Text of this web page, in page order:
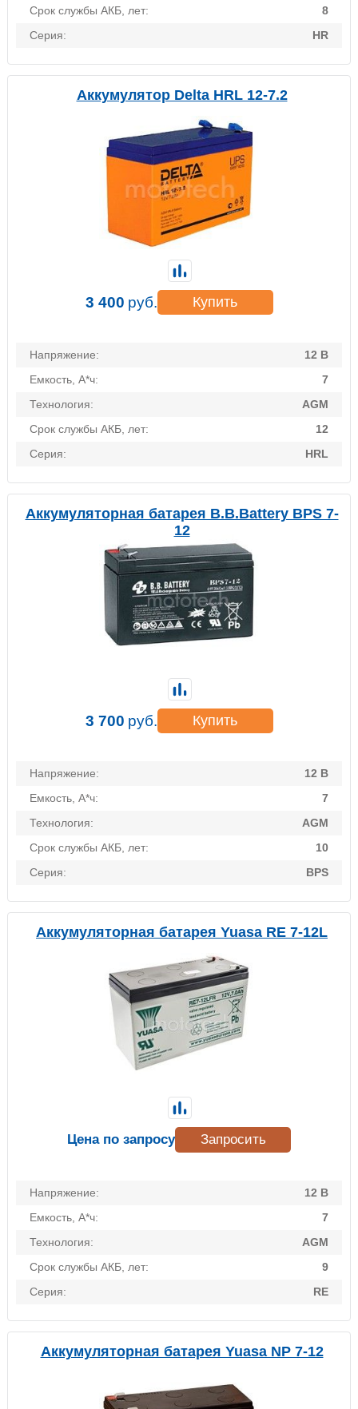
Срок службы АКБ, лет:
8
Серия:
HR
Аккумулятор Delta HRL 12-7.2
Напряжение:
12 В
Емкость, А*ч:
7
Технология:
AGM
Срок службы АКБ, лет:
12
Серия:
HRL
3 400 руб. Купить
Аккумуляторная батарея B.B.Battery BPS 7-
12
Напряжение:
12 В
Емкость, А*ч:
7
Технология:
AGM
Срок службы АКБ, лет:
10
Серия:
BPS
3 700 руб. Купить
Аккумуляторная батарея Yuasa RE 7-12L
Напряжение:
12 В
Емкость, А*ч:
7
Технология:
AGM
Срок службы АКБ, лет:
9
Серия:
RE
Цена по запросу Запросить
Аккумуляторная батарея Yuasa NP 7-12